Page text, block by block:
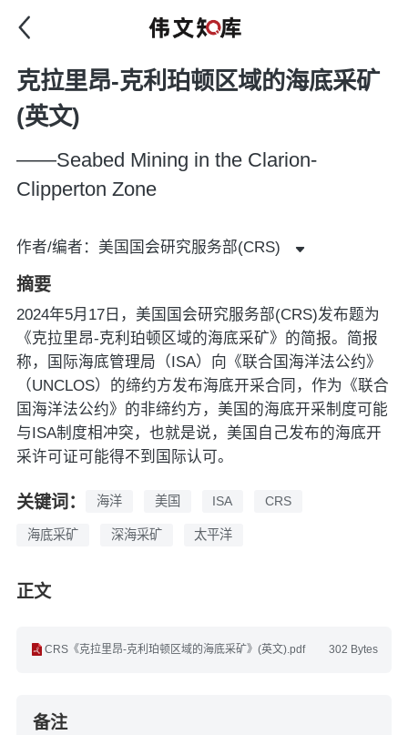
克拉里昂-克利珀顿区域的海底采矿
(英文)
——Seabed Mining in the Clarion-
Clipperton Zone
作者/编者：美国国会研究服务部(CRS)
摘要
2024年5月17日，美国国会研究服务部(CRS)发布题为
《克拉里昂-克利珀顿区域的海底采矿》的简报。简报
称，国际海底管理局（ISA）向《联合国海洋法公约》
（UNCLOS）的缔约方发布海底开采合同，作为《联合
国海洋法公约》的非缔约方，美国的海底开采制度可能
与ISA制度相冲突，也就是说，美国自己发布的海底开
采许可证可能得不到国际认可。
关键词： 海洋 美国 ISA CRS
海底采矿 深海采矿 太平洋
正文
302 Bytes
CRS《克拉里昂-克利珀顿区域的海底采矿》(英文).pdf
备注